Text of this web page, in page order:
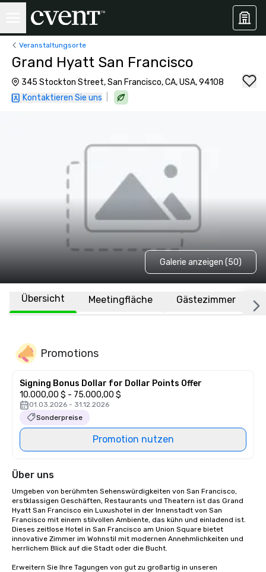
Veranstaltungsorte
Grand Hyatt San Francisco
345 Stockton Street, San Francisco, CA, USA, 94108
Kontaktieren Sie uns
Galerie anzeigen (50)
Übersicht Meetingfläche Gästezimmer
Promotions
Signing Bonus Dollar for Dollar Points Offer
10.000,00 $ - 75.000,00 $
01.03.2026 - 31.12.2026
Sonderpreise
Promotion nutzen
Über uns
Umgeben von berühmten Sehenswürdigkeiten von San Francisco,
erstklassigen Geschäften, Restaurants und Theatern ist das Grand
Hyatt San Francisco ein Luxushotel in der Innenstadt von San
Francisco mit einem stilvollen Ambiente, das kühn und einladend ist.
Dieses zeitlose Hotel in San Francisco am Union Square bietet
innovative Zimmer im Wohnstil mit modernen Annehmlichkeiten und
herrlichem Blick auf die Stadt oder die Bucht.
Erweitern Sie Ihre Tagungen von gut zu großartig in unseren